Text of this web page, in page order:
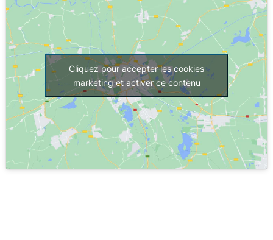
Cliquez pour accepter les cookies
marketing et activer ce contenu